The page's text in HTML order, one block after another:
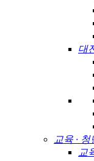
대
교육 ·
교